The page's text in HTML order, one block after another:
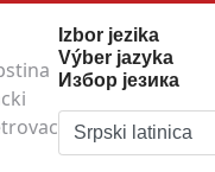
Izbor jezika
Výber jazyka
Избор језика